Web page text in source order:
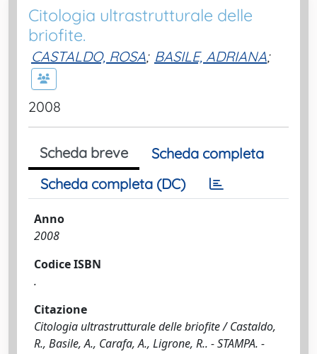
Citologia ultrastrutturale delle
briofite.
CASTALDO, ROSA; BASILE, ADRIANA;
2008
Scheda breve
Scheda completa
Scheda completa (DC)
Anno
2008
Codice ISBN
.
Citazione
Citologia ultrastrutturale delle briofite / Castaldo,
R., Basile, A., Carafa, A., Ligrone, R.. - STAMPA. -